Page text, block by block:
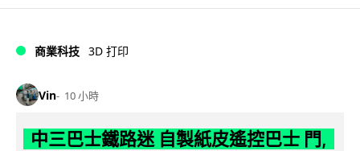
商業科技 3D 打印
Vin 10 小時
中三巴士鐵路迷 自製紙皮遙控巴士 門,